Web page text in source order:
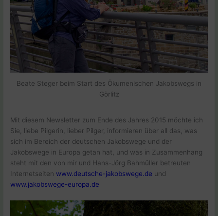
Beate Steger beim Start des Ökumenischen Jakobswegs in
Görlitz
Mit diesem Newsletter zum Ende des Jahres 2015 möchte ich
Sie, liebe Pilgerin, lieber Pilger, informieren über all das, was
sich im Bereich der deutschen Jakobswege und der
Jakobswege in Europa getan hat, und was in Zusammenhang
steht mit den von mir und Hans-Jörg Bahmüller betreuten
Internetseiten www.deutsche-jakobswege.de und
www.jakobswege-europa.de